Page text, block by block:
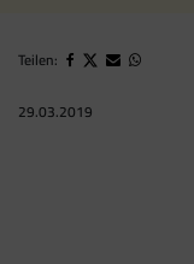
Teilen:
29.03.2019